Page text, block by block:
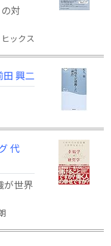
対
ックス
興二
代
が世界